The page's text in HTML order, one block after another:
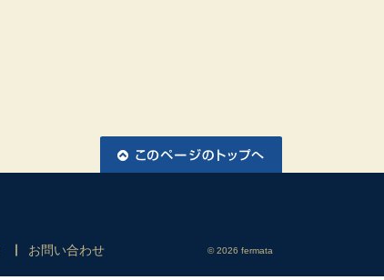
お問い合わせ © 2026 fermata